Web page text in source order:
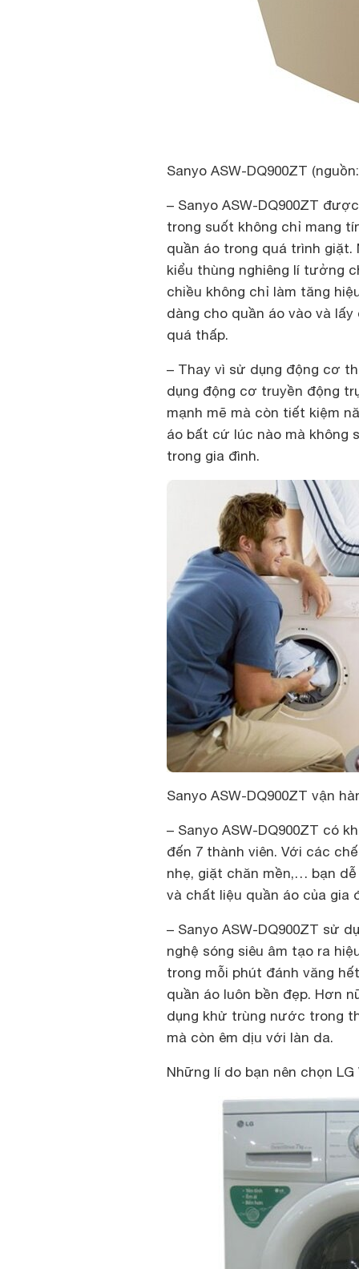
Sanyo ASW-DQ900ZT
– Sanyo ASW-DQ900ZT
trong suốt không chỉ mang
quần áo trong quá trình giặt.
kiểu thùng nghiêng lí tưởng
chiều không chỉ làm tăng
dàng cho quần áo vào và
quá thấp.
– Thay vì sử dụng động cơ
dụng động cơ truyền động
mạnh mẽ mà còn tiết kiệm
áo bất cứ lúc nào mà không
trong gia đình.
Sanyo ASW-DQ900ZT vận
– Sanyo ASW-DQ900ZT có
đến 7 thành viên. Với các
nhẹ, giặt chăn mền,… bạn
và chất liệu quần áo của gia
– Sanyo ASW-DQ900ZT sử
nghệ sóng siêu âm tạo ra
trong mỗi phút đánh văng
quần áo luôn bền đẹp. Hơn
dụng khử trùng nước trong
mà còn êm dịu với làn da.
Những lí do bạn nên chọn LG